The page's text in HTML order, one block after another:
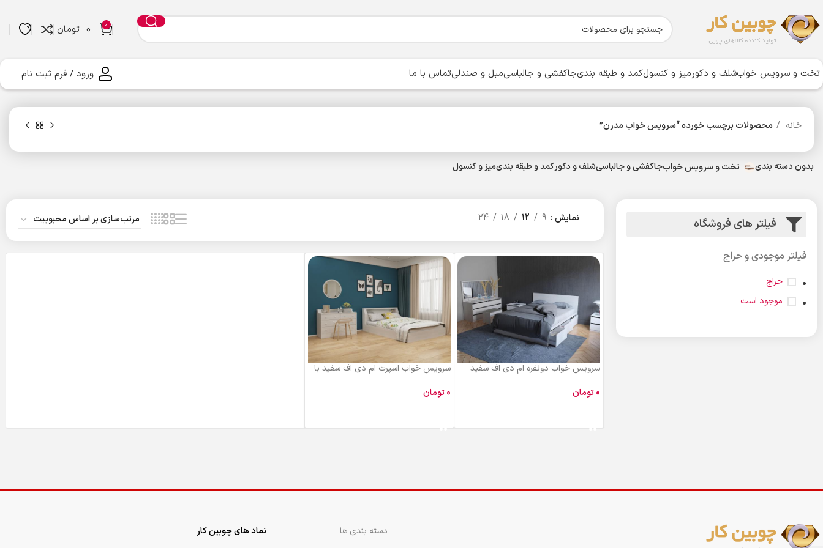
0
0 تومان
تخت و سرویس خوابشلف و دکورمیز و کنسولکمد و طبقه بندیجاکفشی و جالباسیمبل و صندلیتماس با ما ورود / فرم ثبت نام
خانه محصولات برچسب خورده “سرویس خواب مدرن”
بدون دسته بندی تخت و سرویس خوابجاکفشی و جالباسیشلف و دکورکمد و طبقه بندیمیز و کنسول
فیلتر های فروشگاه
فیلتر موجودی و حراج
حراج
موجود است
نمایش 9
12
18
24
سرویس خواب دونفره ام دی اف سفید
تومان
سرویس خواب اسپرت ام دی اف سفید با
تومان
دسته بندی ها
نماد های چوبین کار